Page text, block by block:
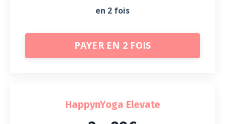
en 2 fois
PAYER EN 2 FOIS
HappynYoga Elevate